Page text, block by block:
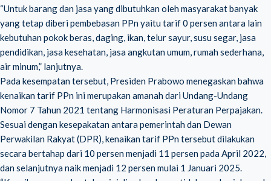
“Untuk barang dan jasa yang dibutuhkan oleh masyarakat banyak
yang tetap diberi pembebasan PPn yaitu tarif 0 persen antara lain
kebutuhan pokok beras, daging, ikan, telur sayur, susu segar, jasa
pendidikan, jasa kesehatan, jasa angkutan umum, rumah sederhana,
air minum,” lanjutnya.
Pada kesempatan tersebut, Presiden Prabowo menegaskan bahwa
kenaikan tarif PPn ini merupakan amanah dari Undang-Undang
Nomor 7 Tahun 2021 tentang Harmonisasi Peraturan Perpajakan.
Sesuai dengan kesepakatan antara pemerintah dan Dewan
Perwakilan Rakyat (DPR), kenaikan tarif PPn tersebut dilakukan
secara bertahap dari 10 persen menjadi 11 persen pada April 2022,
dan selanjutnya naik menjadi 12 persen mulai 1 Januari 2025.